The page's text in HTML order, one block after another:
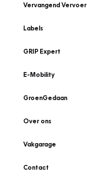
Vervangend Vervoer
Labels
GRIP Expert
E-Mobility
GroenGedaan
Over ons
Vakgarage
Contact